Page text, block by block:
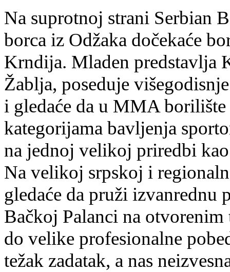
Na suprotnoj strani Serbian
borca iz Odžaka dočekaće
Krndija. Mladen predstavlja
Žablja, poseduje
i gledaće da u MMA
kategorijama bavljenja
na jednoj velikoj priredbi
Na velikoj srpskoj i
gledaće da pruži izvanrednu
Bačkoj Palanci na
do velike profesionalne
težak zadatak, a nas